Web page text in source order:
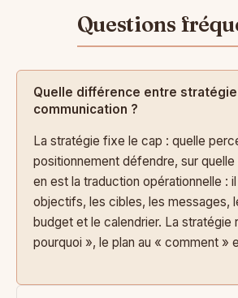
Quelle différence entre
communication ?
La stratégie fixe le cap : quelle
positionnement défendre, sur quelle
en est la traduction opérationnelle :
objectifs, les cibles, les messages,
budget et le calendrier. La stratégie
pourquoi », le plan au « comment »